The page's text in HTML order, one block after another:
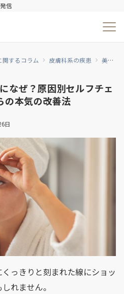
信
関するコラム 皮膚科系の疾患 美容
なぜ？原因別セルフチェ
の本気の改善法
日
っきりと刻まれた線にショッ
れません。